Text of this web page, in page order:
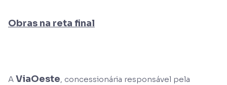
Obras na reta final
A ViaOeste, concessionária responsável pela